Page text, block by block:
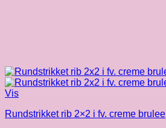
Vis
Rundstrikket rib 2×2 i fv. creme brulee